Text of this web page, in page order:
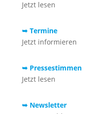
Jetzt lesen
➥ Termine
Jetzt informieren
➥ Pressestimmen
Jetzt lesen
➥ Newsletter